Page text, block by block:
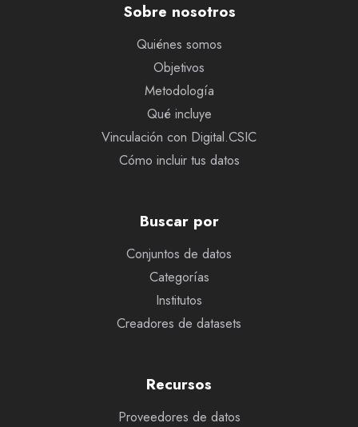
Sobre nosotros
Quiénes somos
Objetivos
Metodología
Qué incluye
Vinculación con Digital.CSIC
Cómo incluir tus datos
Buscar por
Conjuntos de datos
Categorías
Institutos
Creadores de datasets
Recursos
Proveedores de datos